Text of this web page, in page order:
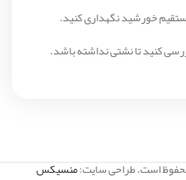
خورشید نگهداری کنید.
کنید تا نشتی نداشته باشد.
است. طراحی سایت:منسیکس